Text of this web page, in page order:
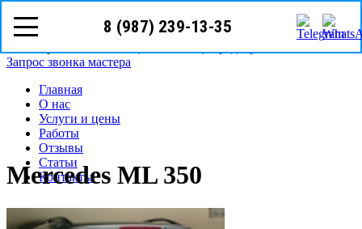
8 (987)
Казань, Бурхана Шахиди, 9в
Запрос звонка мастера
Главная
О нас
Услуги и цены
Работы
Отзывы
Статьи
Контакты
Mercedes ML 350
8 (987) 239-13-35